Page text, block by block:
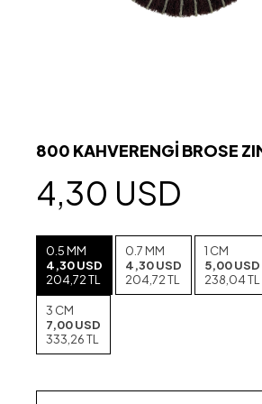
800 KAHVERENGİ BROSE
4,30 USD
0.5 MM
4,30 USD
204,72 TL
0.7 MM
4,30 USD
204,72 TL
1 CM
5,00 USD
238,04 TL
3 CM
7,00 USD
333,26 TL